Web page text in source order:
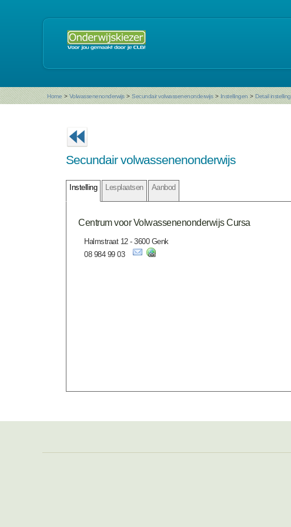
Home > Volwassenenonderwijs > Secundair volwassenenonderwijs > Instellingen > Detail instelling
Secundair volwassenenonderwijs
Instelling Lesplaatsen Aanbod
Centrum voor Volwassenenonderwijs Cursa
Halmstraat 12 - 3600 Genk
08 984 99 03